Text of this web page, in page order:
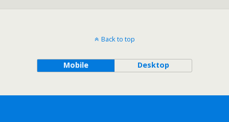
Back to top
Mobile Desktop